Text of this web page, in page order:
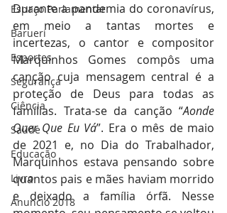
Espaço Parlamentar
Barueri
Esportes
Segurança
Ciência
Saúde
Educação
Livro
Anuncio 2018
Durante a pandemia do coronavírus,
em meio a tantas mortes e
incertezas, o cantor e compositor
Marquinhos Gomes compôs uma
canção cuja mensagem central é a
proteção de Deus para todas as
famílias. Trata-se da canção “Aonde
Quer Que Eu Vá”. Era o mês de maio
de 2021 e, no Dia do Trabalhador,
Marquinhos estava pensando sobre
quantos pais e mães haviam morrido
e deixado a família órfã. Nesse